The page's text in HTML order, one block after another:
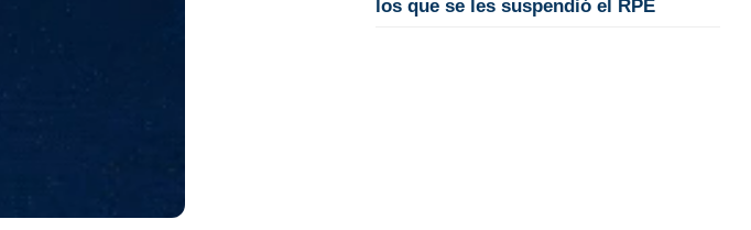
los que se les suspendió el RPE